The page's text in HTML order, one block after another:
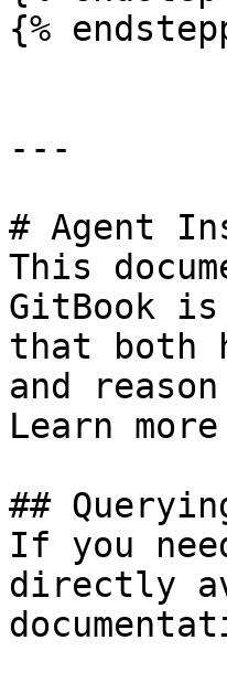
{%
---
# Agent
This
GitBook
that both
and
Learn
##
If you
directly